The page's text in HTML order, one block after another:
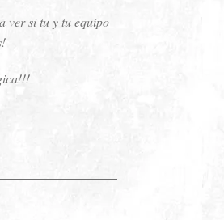
ver si tu y tu equipo